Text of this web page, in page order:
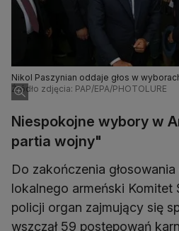
Nikol Paszynian oddaje głos w
lokalu wyborczym w Erywaniu
Źródło zdjęcia: PAP/EPA/PHOTOLURE
Niespokojne wybory w
partia wojny"
Do zakończenia
lokalnego armeński Komitet
policji organ zajmujący się
wszczął 59 postępowań